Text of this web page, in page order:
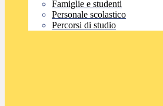
Famiglie e studenti
Personale scolastico
Percorsi di studio